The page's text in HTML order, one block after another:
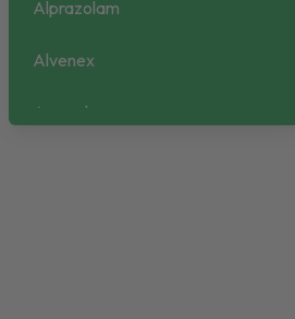
Alprazolam
Alvenex
Amaryl